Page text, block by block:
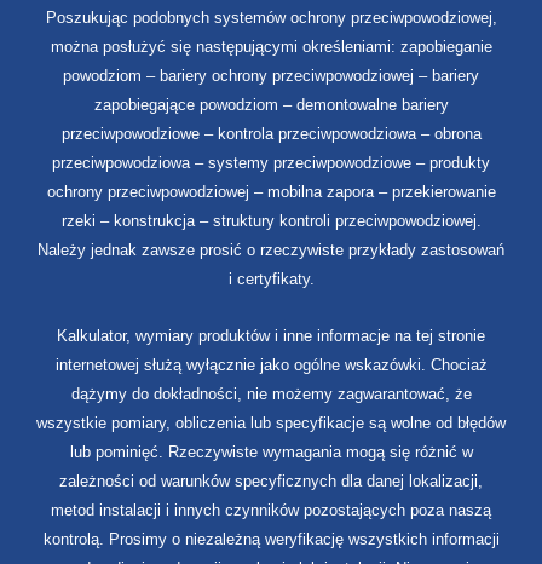
Poszukując podobnych systemów ochrony przeciwpowodziowej,
można posłużyć się następującymi określeniami: zapobieganie
powodziom – bariery ochrony przeciwpowodziowej – bariery
zapobiegające powodziom – demontowalne bariery
przeciwpowodziowe – kontrola przeciwpowodziowa – obrona
przeciwpowodziowa – systemy przeciwpowodziowe – produkty
ochrony przeciwpowodziowej – mobilna zapora – przekierowanie
rzeki – konstrukcja – struktury kontroli przeciwpowodziowej.
Należy jednak zawsze prosić o rzeczywiste przykłady zastosowań
i certyfikaty.
Kalkulator, wymiary produktów i inne informacje na tej stronie
internetowej służą wyłącznie jako ogólne wskazówki. Chociaż
dążymy do dokładności, nie możemy zagwarantować, że
wszystkie pomiary, obliczenia lub specyfikacje są wolne od błędów
lub pominięć. Rzeczywiste wymagania mogą się różnić w
zależności od warunków specyficznych dla danej lokalizacji,
metod instalacji i innych czynników pozostających poza naszą
kontrolą. Prosimy o niezależną weryfikację wszystkich informacji